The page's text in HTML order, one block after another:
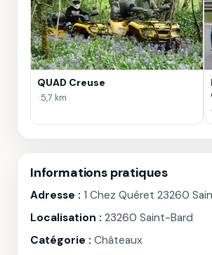
QUAD Creuse
· 5,7 km
Informations pratiques
Adresse : 1 Chez Quéret 23260
Localisation : 23260 Saint-Bard
Catégorie : Châteaux